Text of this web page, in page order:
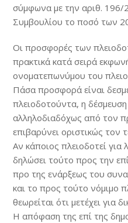
σύμφωνα µε την αριθ.
Συμβουλίου το ποσό των
Οι προσφορές των
πρακτικά κατά σειρά
ονοµατεπωνύµου του
Πάσα προσφορά είναι
πλειοδοτούντα, η
αλληλοδιαδόχως από τον
επιβαρύνει οριστικώς τον
Αν κάποιος πλειοδοτεί για
δηλώσει τούτο προς την
προ της ενάρξεως του
και το προς τούτο νόµιµο
θεωρείται ότι µετέχει για
Η απόφαση της επί της